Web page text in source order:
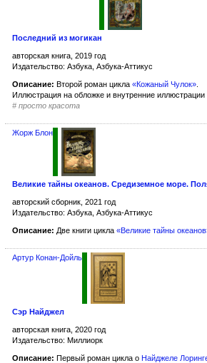
Последний из могикан
авторская книга, 2019 год
Издательство: Азбука, Азбука-Аттикус
Описание: Второй роман цикла «Кожаный Чулок»
Иллюстрация на обложке и внутренние иллюстрации
# просто красота
Жорж Блон
Великие тайны океанов. Средиземное море.
авторский сборник, 2021 год
Издательство: Азбука, Азбука-Аттикус
Описание: Две книги цикла «Великие тайны
Артур Конан-Дойль
Сэр Найджел
авторская книга, 2020 год
Издательство: Миллиорк
Описание: Первый роман цикла о Найджеле